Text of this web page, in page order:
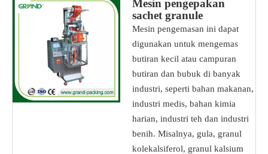
Mesin pengepakan
sachet granule
Mesin pengemasan ini dapat
digunakan untuk mengemas
butiran kecil atau campuran
butiran dan bubuk di banyak
industri, seperti bahan makanan,
industri medis, bahan kimia
harian, industri teh dan industri
benih. Misalnya, gula, granul
kolekalsiferol, granul kalsium